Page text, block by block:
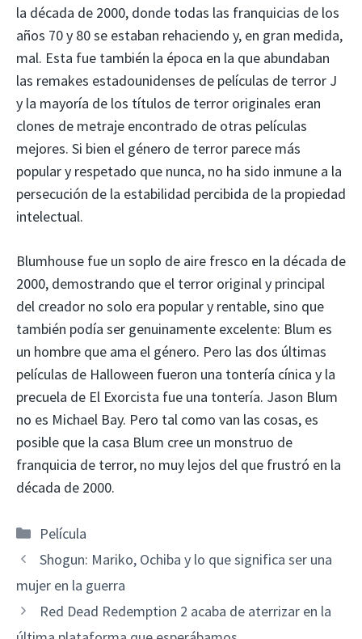
la década de 2000, donde todas las franquicias de los
años 70 y 80 se estaban rehaciendo y, en gran medida,
mal. Esta fue también la época en la que abundaban
las remakes estadounidenses de películas de terror J
y la mayoría de los títulos de terror originales eran
clones de metraje encontrado de otras películas
mejores. Si bien el género de terror parece más
popular y respetado que nunca, no ha sido inmune a la
persecución de la estabilidad percibida de la propiedad
intelectual.
Blumhouse fue un soplo de aire fresco en la década de
2000, demostrando que el terror original y principal
del creador no solo era popular y rentable, sino que
también podía ser genuinamente excelente: Blum es
un hombre que ama el género. Pero las dos últimas
películas de Halloween fueron una tontería cínica y la
precuela de El Exorcista fue una tontería. Jason Blum
no es Michael Bay. Pero tal como van las cosas, es
posible que la casa Blum cree un monstruo de
franquicia de terror, no muy lejos del que frustró en la
década de 2000.
Categorías
Película
Shogun: Mariko, Ochiba y lo que significa ser una
mujer en la guerra
Red Dead Redemption 2 acaba de aterrizar en la